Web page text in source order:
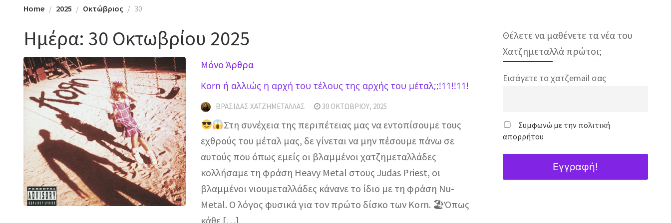
Home 2025 Οκτώβριος 30
Ημέρα: 30 Οκτωβρίου 2025
Mόνο Άρθρα
Korn ή αλλιώς η αρχή του τέλους της αρχής του μέταλ;;!11!!11!
ΒΡΑΣΊΔΑΣ ΧΑΤΖΗΜΕΤΑΛΛΆΣ 30 ΟΚΤΩΒΡΊΟΥ, 2025
Στη συνέχεια της περιπέτειας μας να εντοπίσουμε τους
εχθρούς του μέταλ μας, δε γίνεται να μην πέσουμε πάνω σε
αυτούς που όπως εμείς οι βλαμμένοι χατζημεταλλάδες
κολλήσαμε τη φράση Heavy Metal στους Judas Priest, οι
βλαμμένοι νιουμεταλλάδες κάνανε το ίδιο με τη φράση Nu-
Metal. O λόγος φυσικά για τον πρώτο δίσκο των Korn. 🏖Όπως
κάθε […]
Θέλετε να μαθένετε τα νέα του
Χατζημεταλλά πρώτοι;
Εισάγετε το χατζemail σας
Συμφωνώ με την πολιτική
απορρήτου